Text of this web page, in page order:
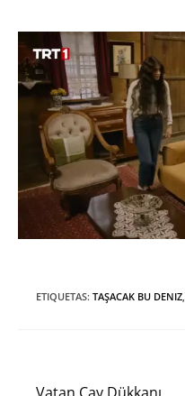
ETIQUETAS: TAŞACAK BU DENIZ,